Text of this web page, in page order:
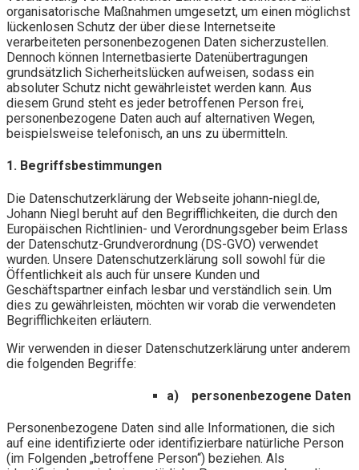
organisatorische Maßnahmen umgesetzt, um einen möglichst
lückenlosen Schutz der über diese Internetseite
verarbeiteten personenbezogenen Daten sicherzustellen.
Dennoch können Internetbasierte Datenübertragungen
grundsätzlich Sicherheitslücken aufweisen, sodass ein
absoluter Schutz nicht gewährleistet werden kann. Aus
diesem Grund steht es jeder betroffenen Person frei,
personenbezogene Daten auch auf alternativen Wegen,
beispielsweise telefonisch, an uns zu übermitteln.
1. Begriffsbestimmungen
Die Datenschutzerklärung der Webseite johann-niegl.de,
Johann Niegl beruht auf den Begrifflichkeiten, die durch den
Europäischen Richtlinien- und Verordnungsgeber beim Erlass
der Datenschutz-Grundverordnung (DS-GVO) verwendet
wurden. Unsere Datenschutzerklärung soll sowohl für die
Öffentlichkeit als auch für unsere Kunden und
Geschäftspartner einfach lesbar und verständlich sein. Um
dies zu gewährleisten, möchten wir vorab die verwendeten
Begrifflichkeiten erläutern.
Wir verwenden in dieser Datenschutzerklärung unter anderem
die folgenden Begriffe:
a) personenbezogene Daten
Personenbezogene Daten sind alle Informationen, die sich
auf eine identifizierte oder identifizierbare natürliche Person
(im Folgenden „betroffene Person“) beziehen. Als